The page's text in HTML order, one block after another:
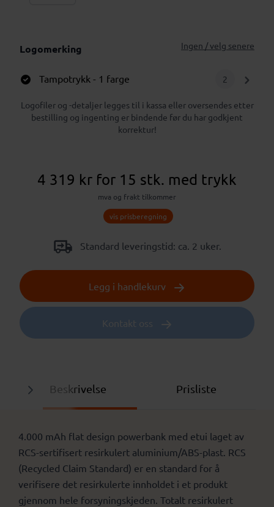
Logomerking Ingen / velg senere
Tampotrykk - 1 farge 2
Logofiler og -detaljer legges til i kassa eller oversendes etter
bestilling og ingenting er bindende før du har godkjent
korrektur!
4 319 kr for 15 stk. med trykk
mva og frakt tilkommer
vis prisberegning
Standard leveringstid: ca. 2 uker.
Legg i handlekurv
Kontakt oss
Beskrivelse Prisliste
4.000 mAh flat design powerbank med etui laget av
RCS-sertifisert resirkulert aluminium/ABS-plast. RCS
(Recycled Claim Standard) er en standard for å
verifisere det resirkulerte innholdet i et produkt
gjennom hele forsyningskjeden. Totalt resirkulert